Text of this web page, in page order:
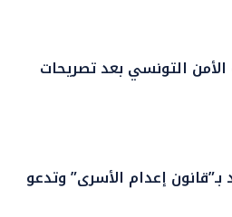
التونسي بعد تصريحات
إعدام الأسرى” وتدعو